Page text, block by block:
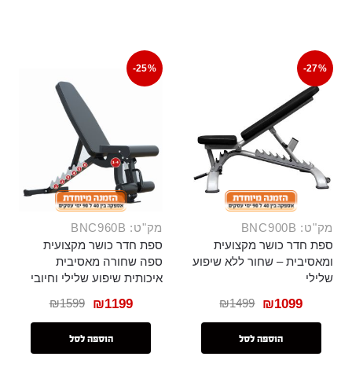
-27%
מק"ט: BNC900B
ספת חדר כושר מקצועית
ומאסיבית – שחור ללא שיפוע
שלילי
₪1499 ₪1099
הוספה לסל
-25%
מק"ט: BNC960B
ספת חדר כושר מקצועית
ספה שחורה מאסיבית
איכותית שיפוע שלילי וחיובי
₪1599 ₪1199
הוספה לסל